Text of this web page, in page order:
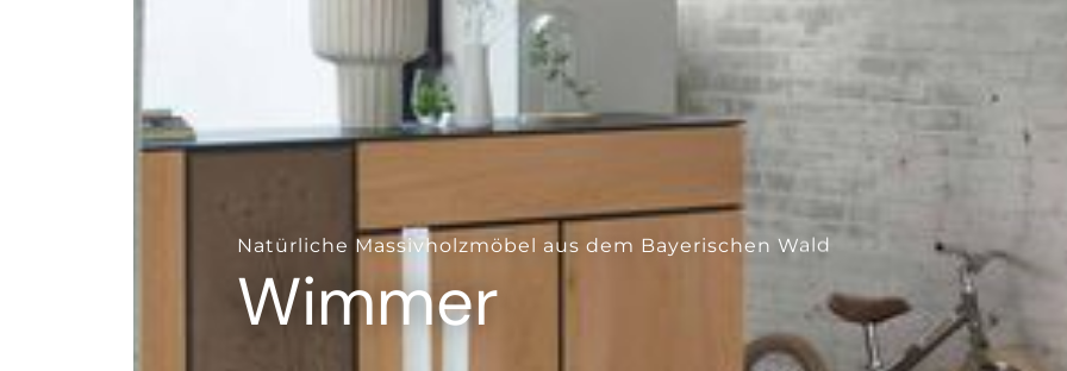
Natürliche Massivholzmöbel aus dem Bayerischen Wald
Wimmer